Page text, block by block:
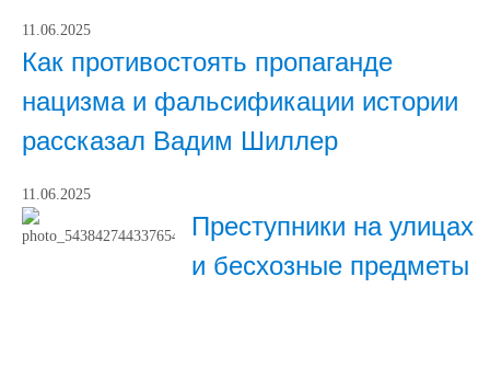
11.06.2025
Как противостоять пропаганде
нацизма и фальсификации истории
рассказал Вадим Шиллер
11.06.2025
Преступники на улицах
и бесхозные предметы